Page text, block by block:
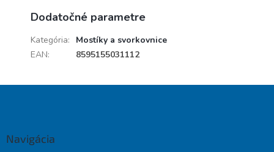
Dodatočné parametre
Kategória:
Mostíky a svorkovnice
EAN: 8595155031112
Navigácia